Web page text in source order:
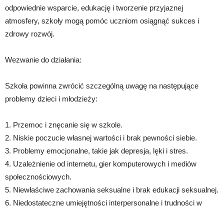
odpowiednie wsparcie, edukację i tworzenie przyjaznej
atmosfery, szkoły mogą pomóc uczniom osiągnąć sukces i
zdrowy rozwój.
Wezwanie do działania:
Szkoła powinna zwrócić szczególną uwagę na następujące
problemy dzieci i młodzieży:
1. Przemoc i znęcanie się w szkole.
2. Niskie poczucie własnej wartości i brak pewności siebie.
3. Problemy emocjonalne, takie jak depresja, lęki i stres.
4. Uzależnienie od internetu, gier komputerowych i mediów
społecznościowych.
5. Niewłaściwe zachowania seksualne i brak edukacji seksualnej.
6. Niedostateczne umiejętności interpersonalne i trudności w